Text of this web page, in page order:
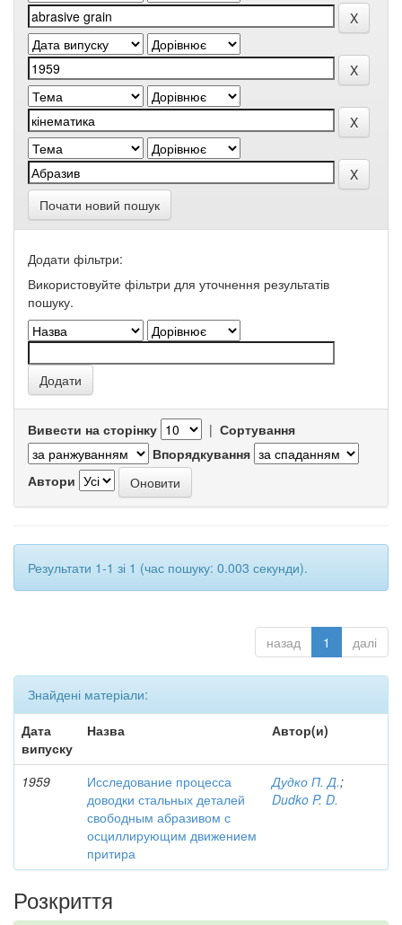
Почати новий пошук
Додати фільтри:
Використовуйте фільтри для уточнення результатів
пошуку.
Вивести на сторінку | Сортування
Впорядкування
Автори
Результати 1-1 зі 1 (час пошуку: 0.003 секунди).
назад 1 далі
Знайдені матеріали:
Дата
випуску
Назва Автор(и)
1959
Исследование процесса
доводки стальных деталей
свободным абразивом с
осциллирующим движением
притира
Дудко П. Д.;
Dudko P. D.
Розкриття